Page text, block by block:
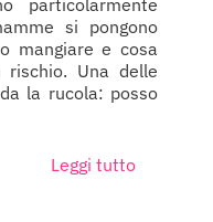
particolarmente
si pongono
mangiare e cosa
rischio. Una delle
la rucola: posso
Leggi tutto